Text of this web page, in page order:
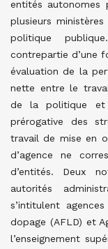
entités autonomes
plusieurs
politique
contrepartie d’une
évaluation de la
nette entre le
de la politique et
prérogative des
travail de mise en
d’agence ne
d’entités. Deux
autorités
s’intitulent
dopage (AFLD) et
l’enseignement